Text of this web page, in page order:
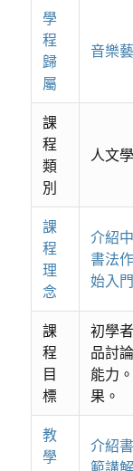
學
程
歸
屬
音樂
課
程
類
別
人文
課
程
理
念
介紹
書法
始入
課
程
目
標
初學
品討
能力
果。
教
學
介紹
範講